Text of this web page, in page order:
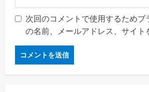
次回のコメントで使用するためブ
の名前、メールアドレス、サイト